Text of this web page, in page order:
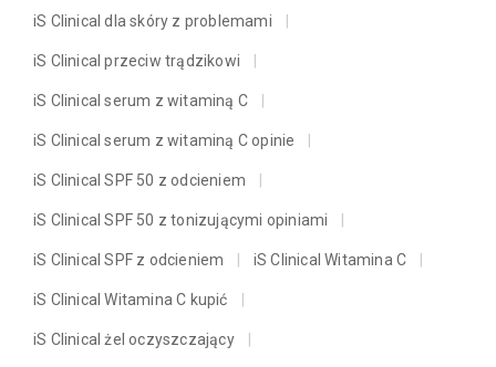
iS Clinical dla skóry z problemami
iS Clinical przeciw trądzikowi
iS Clinical serum z witaminą C
iS Clinical serum z witaminą C opinie
iS Clinical SPF 50 z odcieniem
iS Clinical SPF 50 z tonizującymi opiniami
iS Clinical SPF z odcieniem iS Clinical Witamina C
iS Clinical Witamina C kupić
iS Clinical żel oczyszczający